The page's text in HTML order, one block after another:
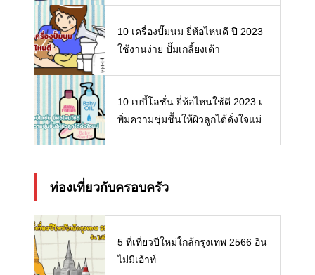
10 เครื่องปั๊มนม ยี่ห้อไหนดี ปี 2023
ใช้งานง่าย ปั๊มเกลี้ยงเต้า
10 เบบี้โลชั่น ยี่ห้อไหนใช้ดี 2023 เ
พิ่มความชุ่มชื้นให้ผิวลูกได้ดั่งใจแม่
ท่องเที่ยวกับครอบครัว
5 ที่เที่ยวปีใหม่ใกล้กรุงเทพ 2566 อิน
ไม่มีเอ้าท์